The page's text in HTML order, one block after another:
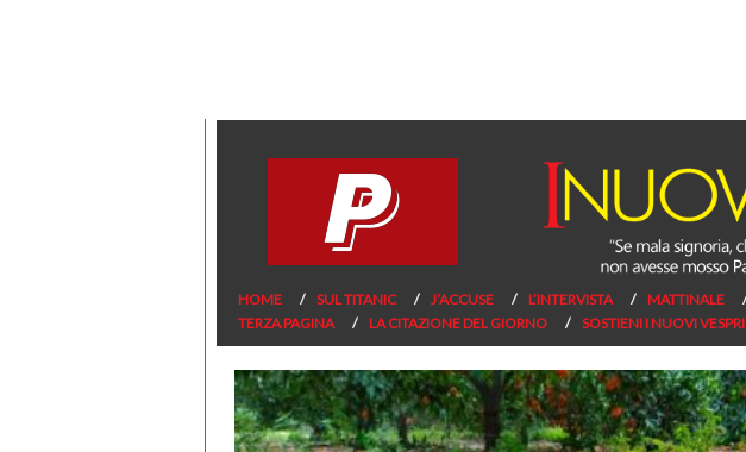
HOME SUL TITANIC J’ACCUSE L’INTERVISTA MATTINALE
TERZA PAGINA
LA CITAZIONE DEL GIORNO SOSTIENI I NUOVI VESPRI